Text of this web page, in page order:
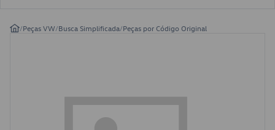
/Peças VW/Busca Simplificada/Peças por Código Original